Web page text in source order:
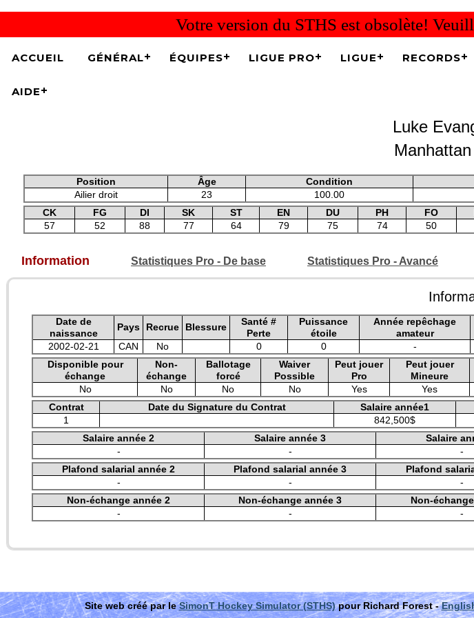
Votre version du STHS est obsolète!
ACCUEIL GÉNÉRAL ÉQUIPES LIGUE PRO LIGUE RECORDS
AIDE
Luke
Position Âge Condition
Ailier droit
23 100.00
CK
FG DI SK ST EN DU PH FO
57
52 88 77 64 79 75 74 50
Information Statistiques Pro - De base Statistiques Pro - Avancé
Date de
naissance
Pays Recrue Blessure
Santé #
Perte
Puissance
étoile
Année repêchage
amateur
2002-02-21
CAN No 0 0 -
Disponible pour
échange
Non-
échange
Ballotage
forcé
Waiver
Possible
Peut jouer
Pro
Peut jouer
Mineure
No
No No No Yes Yes
Contrat
Date du Signature du Contrat Salaire année1
1
842,500$
Salaire année 2
Salaire année 3 Salaire
-
- -
Plafond salarial année 2
Plafond salarial année 3 Plafond
-
- -
Non-échange année 2
Non-échange année 3 Non-
-
- -
Site web créé par leSimonT Hockey Simulator (STHS)pour Richard Forest -